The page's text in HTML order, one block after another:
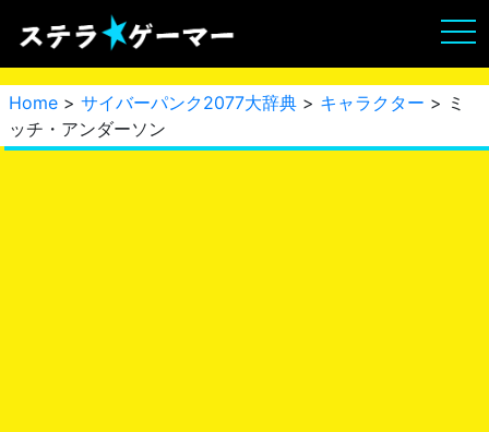
Home > サイバーパンク2077大辞典 > キャラクター > ミ
ッチ・アンダーソン